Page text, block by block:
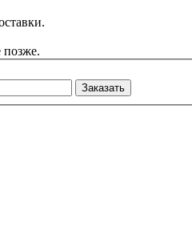
позже.
Заказать